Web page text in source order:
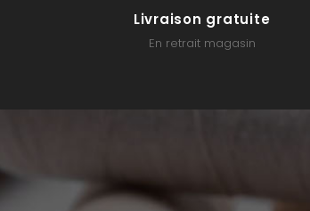
Livraison gratuite
En retrait magasin